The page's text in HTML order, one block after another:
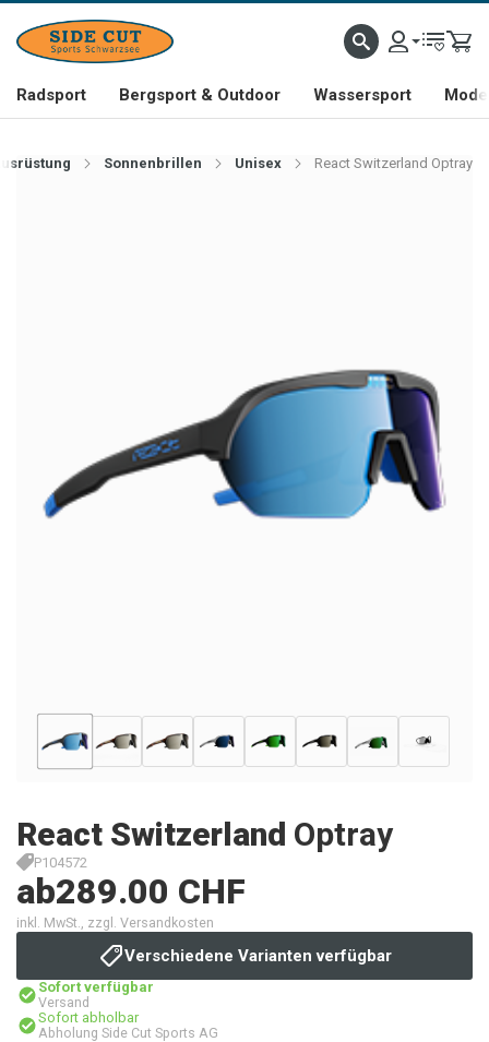
Radsport Bergsport & Outdoor Wassersport
Sonnenbrillen Unisex React Switzerland Optray
React Switzerland Optray
P104572
ab289.00 CHF
inkl. MwSt., zzgl. Versandkosten
Verschiedene Varianten verfügbar
Sofort verfügbar
Versand
Sofort abholbar
Abholung Side Cut Sports AG